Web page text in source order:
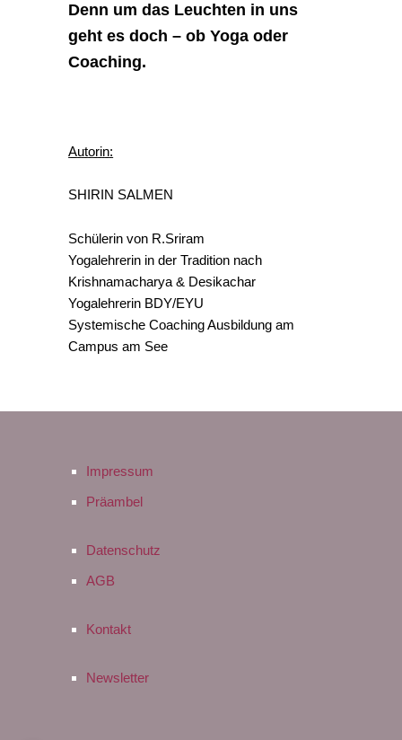
Denn um das Leuchten in uns
geht es doch – ob Yoga oder
Coaching.
Autorin:
SHIRIN SALMEN
Schülerin von R.Sriram
Yogalehrerin in der Tradition nach
Krishnamacharya & Desikachar
Yogalehrerin BDY/EYU
Systemische Coaching Ausbildung am
Campus am See
Impressum
Präambel
Datenschutz
AGB
Kontakt
Newsletter